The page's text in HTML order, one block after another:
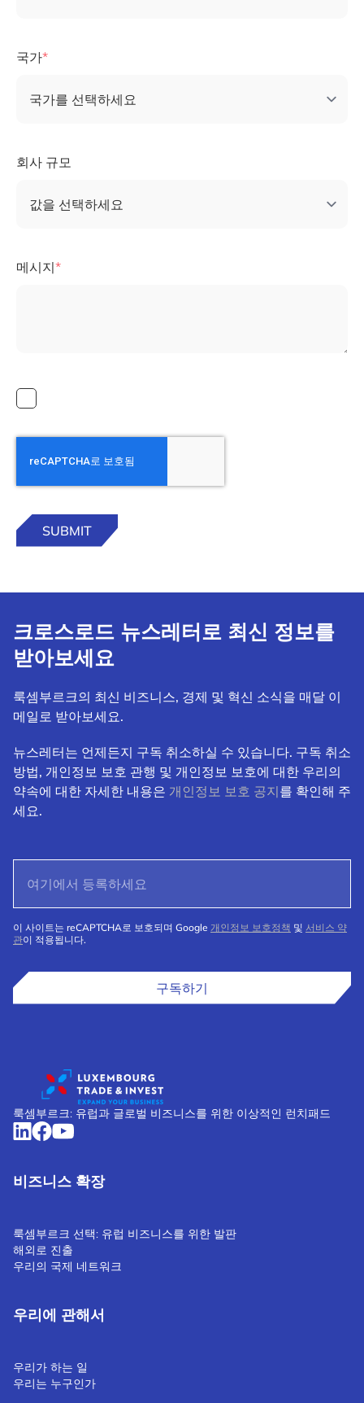
국가
회사 규모
메시지
크로스로드 뉴스레터로 최신 정보를
받아보세요
룩셈부르크의 최신 비즈니스, 경제 및 혁신 소식을 매달 이
메일로 받아보세요.
뉴스레터는 언제든지 구독 취소하실 수 있습니다. 구독 취소
방법, 개인정보 보호 관행 및 개인정보 보호에 대한 우리의
약속에 대한 자세한 내용은 개인정보 보호 공지를 확인해 주
세요.
이 사이트는 reCAPTCHA로 보호되며 Google 개인정보 보호정책 및 서비스 약
관이 적용됩니다.
구독하기
룩셈부르크: 유럽과 글로벌 비즈니스를 위한 이상적인 런치패드
비즈니스 확장
룩셈부르크 선택: 유럽 비즈니스를 위한 발판
해외로 진출
우리의 국제 네트워크
우리에 관해서
우리가 하는 일
우리는 누구인가